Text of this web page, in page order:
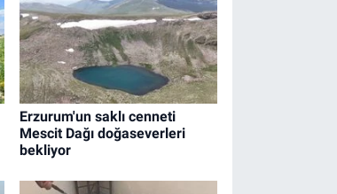
Erzurum'un saklı cenneti
Mescit Dağı doğaseverleri
bekliyor